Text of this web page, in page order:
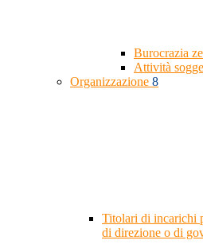
Burocrazia
Attività
Organizzazione 8
Titolari di incarichi
di direzione o di